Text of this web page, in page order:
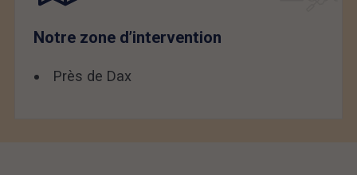
Notre zone d’intervention
Près de Dax